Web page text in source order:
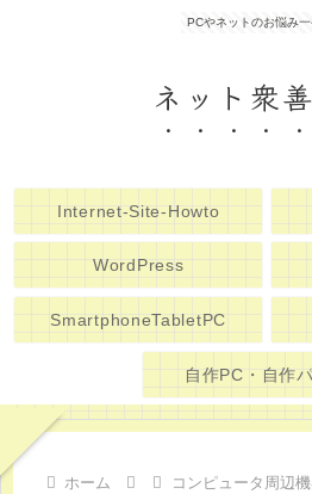
PCやネットのお悩み
ネット衆
Internet-Site-Howto
WordPress
SmartphoneTabletPC
自作PC・自作
ホーム コンピュータ周辺